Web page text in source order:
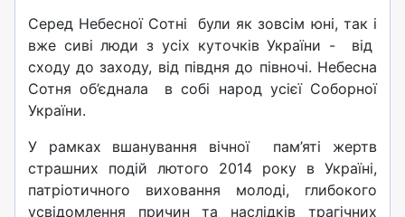
Серед Небесної Сотні були як зовсім юні, так і
вже сиві люди з усіх куточків України - від
сходу до заходу, від півдня до півночі. Небесна
Сотня об’єднала в собі народ усієї Соборної
України.
У рамках вшанування вічної пам’яті жертв
страшних подій лютого 2014 року в Україні,
патріотичного виховання молоді, глибокого
усвідомлення причин та наслідків трагічних